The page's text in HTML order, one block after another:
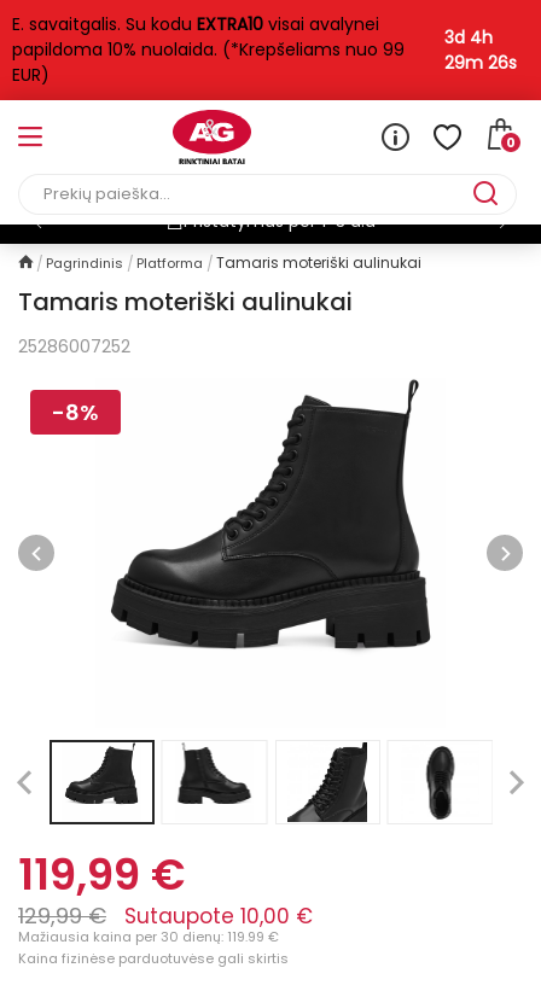
E. savaitgalis. Su kodu EXTRA10 visai avalynei
papildoma 10% nuolaida. (*Krepšeliams nuo 99
EUR)
3d 4h
29m 25s
0
Pristatymas per 1-3 d.d
Pagrindinis Platforma Tamaris moteriški aulinukai
Tamaris moteriški aulinukai
25286007252
-8%
119,99 €
129,99 € Sutaupote 10,00 €
Mažiausia kaina per 30 dienų: 119.99 €
Kaina fizinėse parduotuvėse gali skirtis